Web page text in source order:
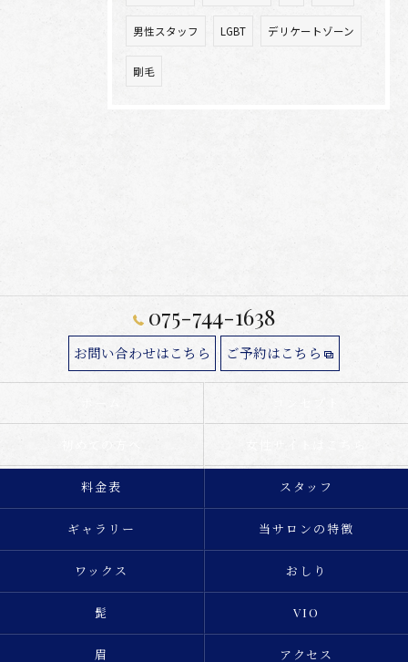
男性スタッフ LGBT デリケートゾーン
剛毛
075-744-1638
お問い合わせはこちら ご予約はこちら
女性サイトはこちら
料金表 スタッフ
ギャラリー 当サロンの特徴
ワックス おしり
髭 VIO
眉 アクセス